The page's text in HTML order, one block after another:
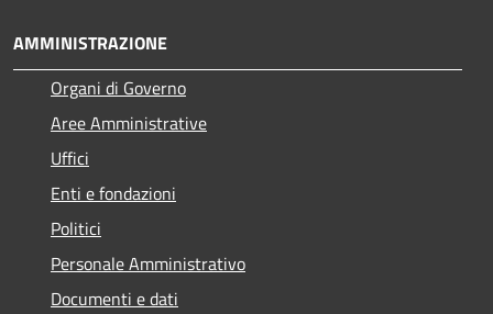
AMMINISTRAZIONE
Organi di Governo
Aree Amministrative
Uffici
Enti e fondazioni
Politici
Personale Amministrativo
Documenti e dati